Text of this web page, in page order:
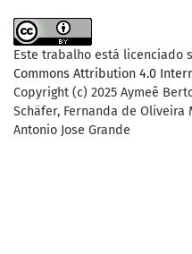
Este trabalho está licenciado
Commons Attribution 4.0
Copyright (c) 2025 Aymeê
Schäfer, Fernanda de Oliveira
Antonio Jose Grande